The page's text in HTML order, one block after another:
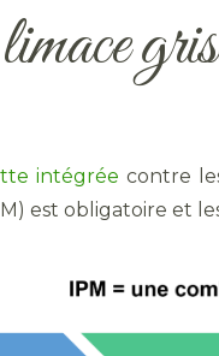
intégrée contre
est obligatoire et